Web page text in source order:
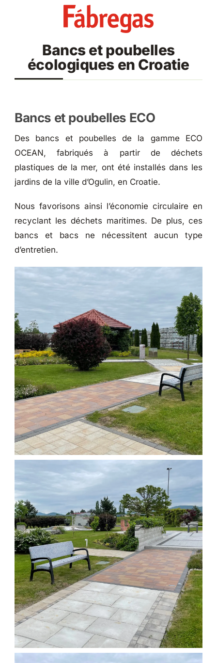
Bancs et poubelles
écologiques en Croatie
Bancs et poubelles ECO
Des bancs et poubelles de la gamme ECO
OCEAN, fabriqués à partir de déchets
plastiques de la mer, ont été installés dans les
jardins de la ville d’Ogulin, en Croatie.
Nous favorisons ainsi l’économie circulaire en
recyclant les déchets maritimes. De plus, ces
bancs et bacs ne nécessitent aucun type
d’entretien.